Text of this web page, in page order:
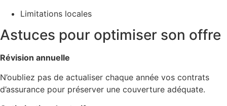
Limitations locales
Astuces pour optimiser son offre
Révision annuelle
N’oubliez pas de actualiser chaque année vos contrats
d’assurance pour préserver une couverture adéquate.